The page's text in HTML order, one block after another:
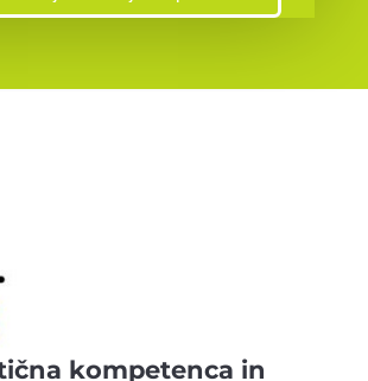
kompetenca in